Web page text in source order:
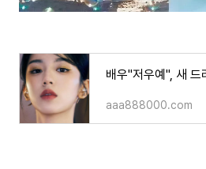
aaa888000.com